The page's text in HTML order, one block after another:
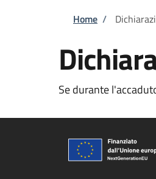
Home /
Se durante